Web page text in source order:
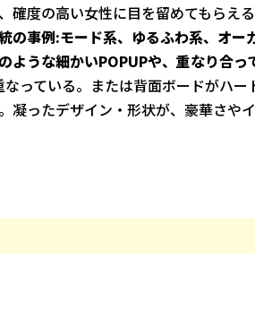
確度の高い女性に目を留めてもらえる
の事例:モード系、ゆるふわ系、オー
ような細かいPOPUPや、重なり合っ
なっている。または背面ボードがハ
凝ったデザイン・形状が、豪華さや